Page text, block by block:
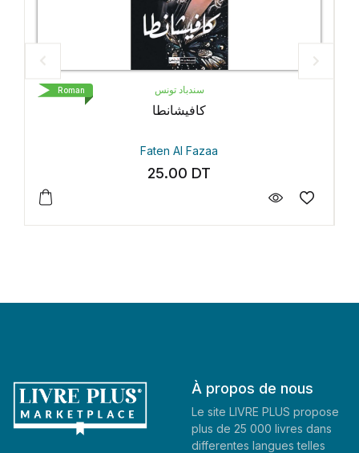
سندباد تونس
كافيشانطا
Faten Al Fazaa
À propos de nous
Le site LIVRE PLUS propose
plus de 25 000 livres dans
differentes langues telles